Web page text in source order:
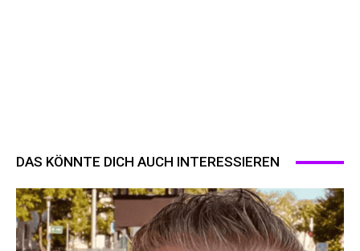
DAS KÖNNTE DICH AUCH INTERESSIEREN